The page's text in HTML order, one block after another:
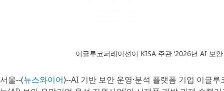
이글루코퍼레이션이 KISA 주관 ‘2026년 AI 보
서울--(뉴스와이어)--AI 기반 보안 운영·분석 플랫폼 기업 이글